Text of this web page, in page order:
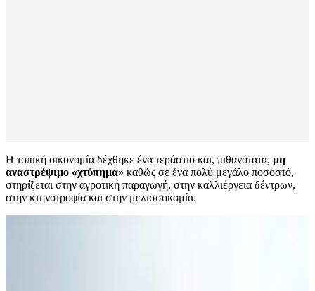
Η τοπική οικονομία δέχθηκε ένα τεράστιο και, πιθανότατα, μη
αναστρέψιμο «χτύπημα» καθώς σε ένα πολύ μεγάλο ποσοστό,
στηρίζεται στην αγροτική παραγωγή, στην καλλιέργεια δέντρων,
στην κτηνοτροφία και στην μελισσοκομία.